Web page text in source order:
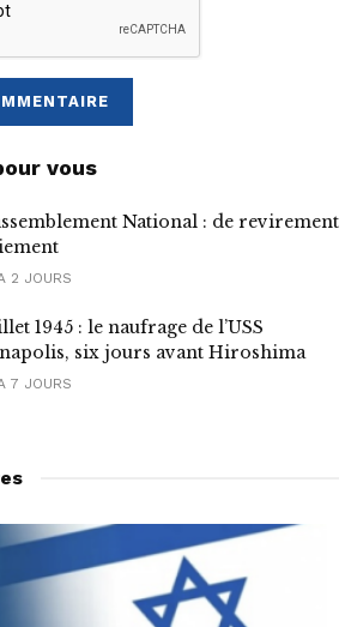
vous
National : de revirement
2 JOURS
1945 : le naufrage de l’USS
six jours avant Hiroshima
7 JOURS